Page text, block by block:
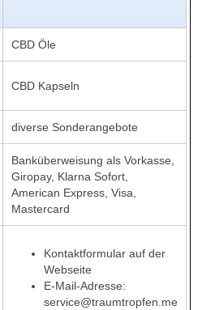
CBD Öle
CBD Kapseln
diverse Sonderangebote
Banküberweisung als Vorkasse,
Giropay, Klarna Sofort,
American Express, Visa,
Mastercard
Kontaktformular auf der
Webseite
E-Mail-Adresse:
service@traumtropfen.me